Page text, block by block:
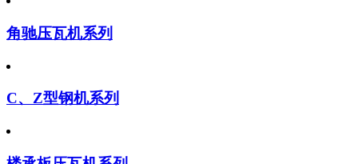
角驰压瓦机系列
C、Z型钢机系列